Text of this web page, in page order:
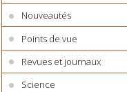
Nouveautés
Points de vue
Revues et journaux
Science